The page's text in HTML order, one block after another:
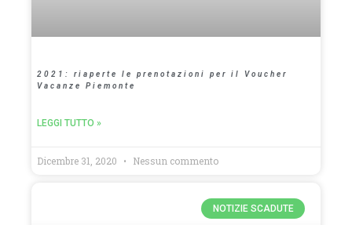
2021: riaperte le prenotazioni per il Voucher
Vacanze Piemonte
LEGGI TUTTO »
Dicembre 31, 2020 Nessun commento
NOTIZIE SCADUTE